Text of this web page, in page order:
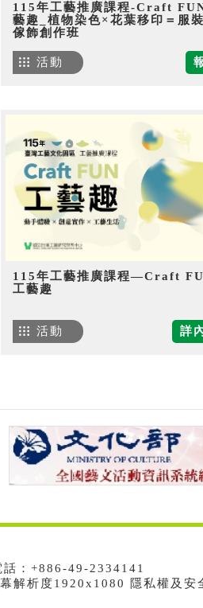
115年工藝推廣課程-Craft
藝趣_植物染色×花葉移印＝服裝
傢飾創作班
活動
115年工藝推廣課程—Craft
工藝趣
詳
活動
：+886-49-2334141
解析度1920x1080 隱私權及安